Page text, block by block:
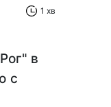
1 хв
в
с